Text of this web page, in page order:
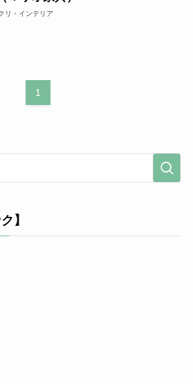
リ・インテリア
1
】